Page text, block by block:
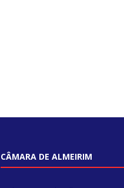
CÂMARA DE ALMEIRIM